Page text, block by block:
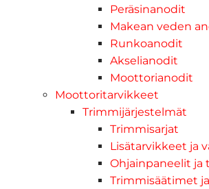
Peräsinanodit
Makean veden
Runkoanodit
Akselianodit
Moottorianodit
Moottoritarvikkeet
Trimmijärjestelmät
Trimmisarjat
Lisätarvikkeet ja
Ohjainpaneelit ja
Trimmisäätimet